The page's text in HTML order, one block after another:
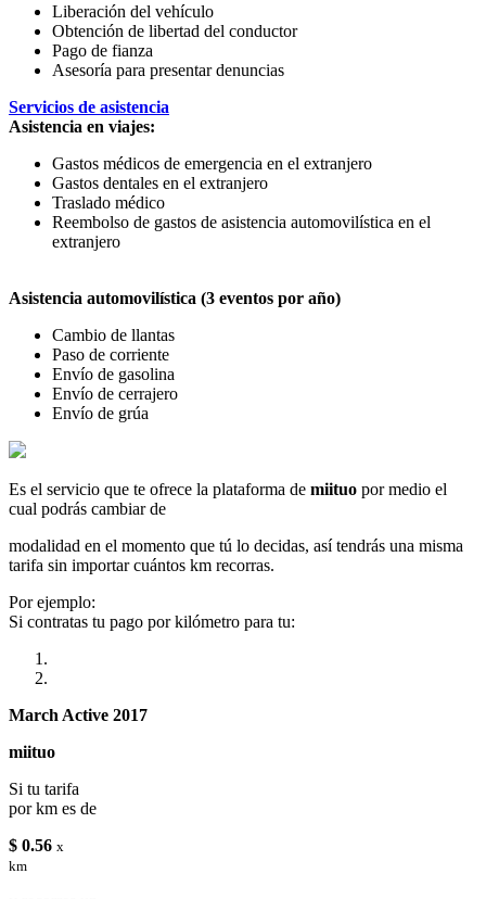
Liberación del vehículo
Obtención de libertad del conductor
Pago de fianza
Asesoría para presentar denuncias
Servicios de asistencia
Asistencia en viajes:
Gastos médicos de emergencia en el extranjero
Gastos dentales en el extranjero
Traslado médico
Reembolso de gastos de asistencia automovilística en el
extranjero
Asistencia automovilística (3 eventos por año)
Cambio de llantas
Paso de corriente
Envío de gasolina
Envío de cerrajero
Envío de grúa
Es el servicio que te ofrece la plataforma de miituo por medio el
cual podrás cambiar de
modalidad en el momento que tú lo decidas, así tendrás una misma
tarifa sin importar cuántos km recorras.
Por ejemplo:
Si contratas tu pago por kilómetro para tu:
March Active 2017
miituo
Si tu tarifa
por km es de
$ 0.56 x
km